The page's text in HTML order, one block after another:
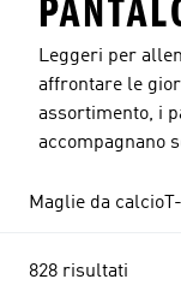
Leggeri per
affrontare le
assortimento, i
accompagnano
Maglie da calcio
828 risultati